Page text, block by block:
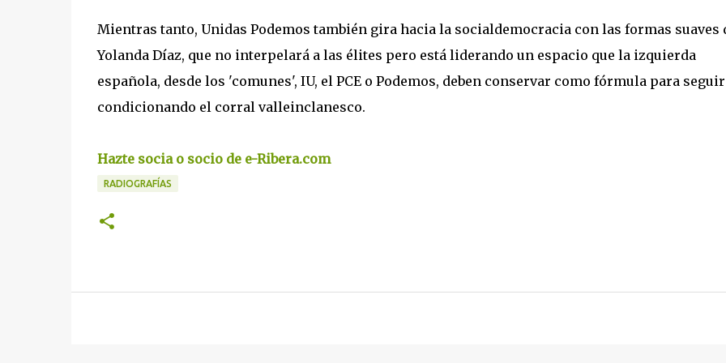
Mientras tanto, Unidas Podemos también gira hacia la socialdemocracia con las formas suaves
Yolanda Díaz, que no interpelará a las élites pero está liderando un espacio que la izquierda
española, desde los 'comunes', IU, el PCE o Podemos, deben conservar como fórmula para seguir
condicionando el corral valleinclanesco.
Hazte socia o socio de e-Ribera.com
RADIOGRAFÍAS